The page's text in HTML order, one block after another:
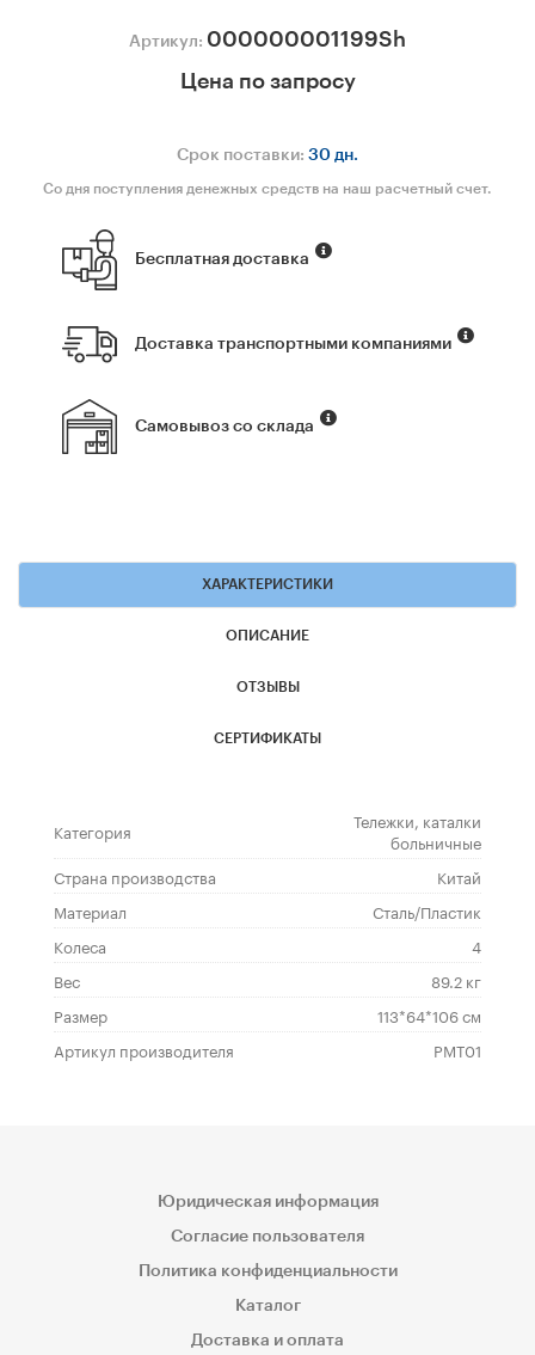
Артикул: 000000001199Sh
Цена по запросу
Срок поставки: 30 дн.
Со дня поступления денежных средств на наш расчетный счет.
Бесплатная доставка
Доставка транспортными компаниями
Самовывоз со склада
ХАРАКТЕРИСТИКИ
ОПИСАНИЕ
ОТЗЫВЫ
СЕРТИФИКАТЫ
Категория
Тележки, каталки
больничные
Страна производства
Китай
Материал
Сталь/Пластик
Колеса
4
Вес
89.2 кг
Размер
113*64*106 см
Артикул производителя
РМТ01
Юридическая информация
Согласие пользователя
Политика конфиденциальности
Каталог
Доставка и оплата